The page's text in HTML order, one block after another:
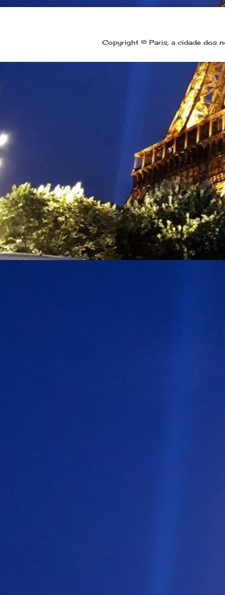
Copyright © Paris, a cidade dos